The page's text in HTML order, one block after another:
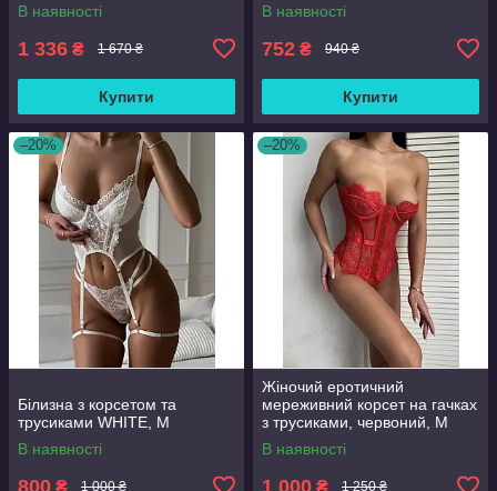
В наявності
1 336 ₴ 1 670 ₴
Купити
В наявності
752 ₴ 940 ₴
Купити
–20%
Білизна з корсетом та
трусиками WHITE, М
В наявності
800 ₴ 1 000 ₴
–20%
Жіночий еротичний
мереживний корсет на гачках
з трусиками, червоний, М
В наявності
1 000 ₴ 1 250 ₴